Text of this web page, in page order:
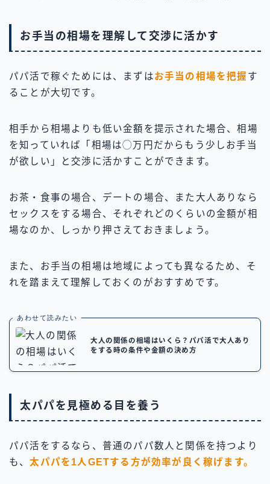
お手当の相場を理解して交渉に活かす
パパ活で稼ぐためには、まずはお手当の相場を把握 す
ることが大切です。
相手から相場よりも低い金額を提示された場合、相場
を知っていれば「相場は◯万円だからもう少しお手当
が欲しい」と交渉に活かすことができます。
お茶・食事の場合、デートの場合、また大人ありなら
セックスをする場合、それぞれどのくらいの金額が相
場なのか、しっかり押さえておきましょう。
また、お手当の相場は地域によっても異なるため、そ
れを踏まえて理解しておくのがおすすめです。
あわせて読みたい
大人の関係の相場はいくら？パパ活で大人あり
をする時の条件や金額の決め方
太パパを見極める目を養う
パパ活をするなら、普通のパパ数人と関係を持つより
も、太パパを1人GETする方が効率が良く稼げます。